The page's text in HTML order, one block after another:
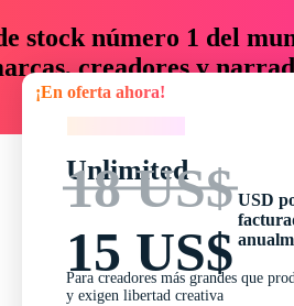
stock número 1 del
creadores y
un 76 % en tiempo y
¡En oferta ahora!
Unlimited
18 US$
15 US$
USD
Para creadores más grandes que
y exigen libertad creativa